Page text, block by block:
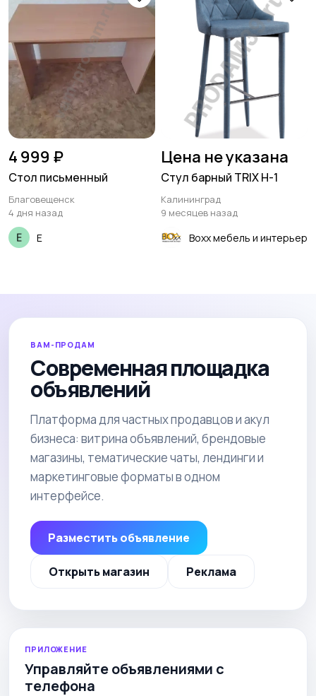
4 999 ₽
Стол письменный
Благовещенск
4 дня назад
Е
Цена не указана
Стул барный TRIX H-1
Калининград
9 месяцев назад
Boxx мебель и интерьер
ВАМ-ПРОДАМ
Современная площадка
объявлений
Платформа для частных продавцов и акул
бизнеса: витрина объявлений, брендовые
магазины, тематические чаты, лендинги и
маркетинговые форматы в одном
интерфейсе.
Разместить объявление
Открыть магазин Реклама
ПРИЛОЖЕНИЕ
Управляйте объявлениями с
телефона